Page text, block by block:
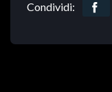
Condividi: